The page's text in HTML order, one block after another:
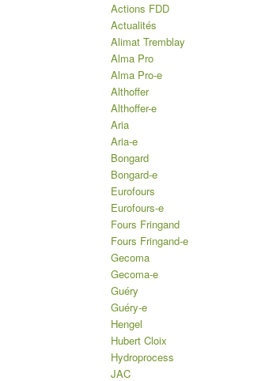
Actions FDD
Actualités
Alimat Tremblay
Alma Pro
Alma Pro-e
Althoffer
Althoffer-e
Aria
Aria-e
Bongard
Bongard-e
Eurofours
Eurofours-e
Fours Fringand
Fours Fringand-e
Gecoma
Gecoma-e
Guéry
Guéry-e
Hengel
Hubert Cloix
Hydroprocess
JAC